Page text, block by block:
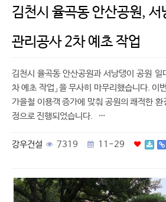
김천시 율곡동 안산공원,
관리공사 2차 예초 작업
김천시 율곡동 안산공원과 서낭댕이 공원 일
차 예초 작업」을 무사히 마무리했습니다. 이
가을철 이용객 증가에 맞춰 공원의 쾌적한
정으로 진행되었습니다. …
강우건설 7319 11-29